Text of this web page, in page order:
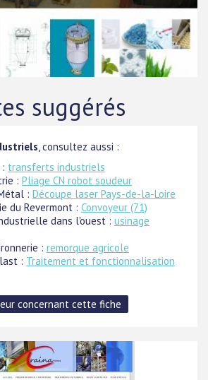
suggérés
, consultez aussi :
transferts industriels
: Pliage CN robot soudeur
: Découpe laser Pays-de-la-Loire
du Revermont : Convoyeur (71)
dans l'ouest : usinage
: remorque agricole
: Traitement et fonctionnalisation